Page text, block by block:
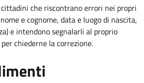
che riscontrano errori nei propri
e cognome, data e luogo di nascita,
e intendono segnalarli al proprio
chiederne la correzione.